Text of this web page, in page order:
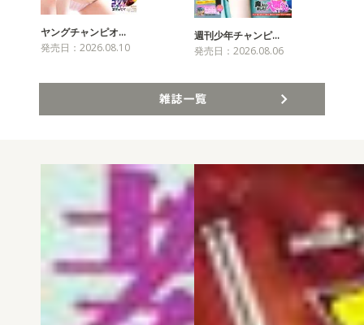
ヤングチャンピオ…
発売日：2026.08.10
週刊少年チャンピ…
発売日：2026.08.06